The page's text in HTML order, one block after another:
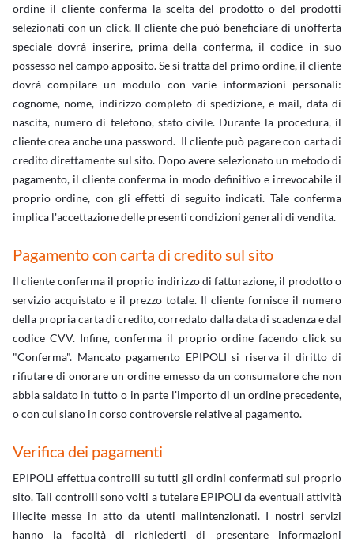
ordine il cliente conferma la scelta del prodotto o del prodotti
selezionati con un click. Il cliente che può beneficiare di un'offerta
speciale dovrà inserire, prima della conferma, il codice in suo
possesso nel campo apposito. Se si tratta del primo ordine, il cliente
dovrà compilare un modulo con varie informazioni personali:
cognome, nome, indirizzo completo di spedizione, e-mail, data di
nascita, numero di telefono, stato civile. Durante la procedura, il
cliente crea anche una password. Il cliente può pagare con carta di
credito direttamente sul sito. Dopo avere selezionato un metodo di
pagamento, il cliente conferma in modo definitivo e irrevocabile il
proprio ordine, con gli effetti di seguito indicati. Tale conferma
implica l'accettazione delle presenti condizioni generali di vendita.
Pagamento con carta di credito sul sito
Il cliente conferma il proprio indirizzo di fatturazione, il prodotto o
servizio acquistato e il prezzo totale. Il cliente fornisce il numero
della propria carta di credito, corredato dalla data di scadenza e dal
codice CVV. Infine, conferma il proprio ordine facendo click su
"Conferma". Mancato pagamento EPIPOLI si riserva il diritto di
rifiutare di onorare un ordine emesso da un consumatore che non
abbia saldato in tutto o in parte l'importo di un ordine precedente,
o con cui siano in corso controversie relative al pagamento.
Verifica dei pagamenti
EPIPOLI effettua controlli su tutti gli ordini confermati sul proprio
sito. Tali controlli sono volti a tutelare EPIPOLI da eventuali attività
illecite messe in atto da utenti malintenzionati. I nostri servizi
hanno la facoltà di richiederti di presentare informazioni